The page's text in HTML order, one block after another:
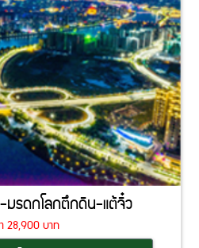
-มรดกโลกตึกดิน-แต้จิ๋ว
28,900 บาท